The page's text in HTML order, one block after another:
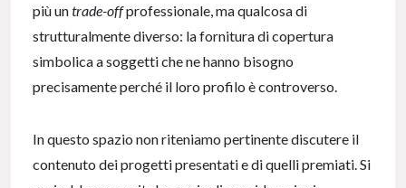
più untrade-offprofessionale, ma qualcosa di
strutturalmente diverso: la fornitura di copertura
simbolica a soggetti che ne hanno bisogno
precisamente perché il loro profilo è controverso.
In questo spazio non riteniamo pertinente discutere il
contenuto dei progetti presentati e di quelli premiati. Si